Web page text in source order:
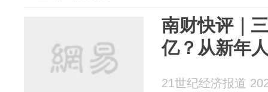
南财快评｜
亿？从新年
21世纪经济报道